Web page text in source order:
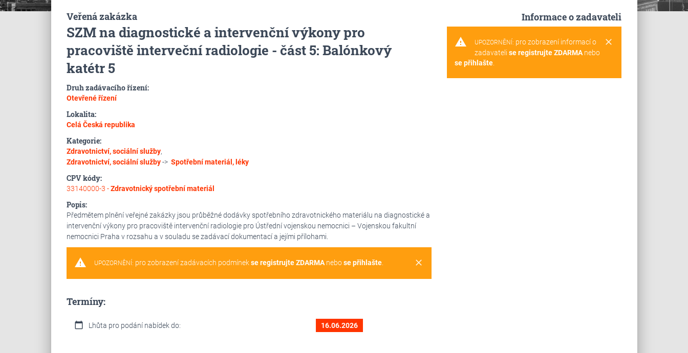
Veřená zakázka
SZM na diagnostické a intervenční výkony pro
pracoviště interveční radiologie - část 5: Balónkový
katétr 5
Druh zadávacího řízení:
Otevřené řízení
Lokalita:
Celá Česká republika
Kategorie:
Zdravotnictví, sociální služby,
Zdravotnictví, sociální služby-> Spotřební materiál, léky
CPV kódy:
33140000-3 -Zdravotnický spotřební materiál
Popis:
Předmětem plnění veřejné zakázky jsou průběžné dodávky spotřebního zdravotnického materiálu na diagnostické a
intervenční výkony pro pracoviště intervenční radiologie pro Ústřední vojenskou nemocnici – Vojenskou fakultní
nemocnici Praha v rozsahu a v souladu se zadávací dokumentací a jejími přílohami.
warning clear
UPOZORNĚNÍ: pro zobrazení zadávacích podmínekse registrujte ZDARMAnebose přihlašte.
Termíny:
calendar_today Lhůta pro podání nabídek do: 16.06.2026
Informace o zadavateli
warning clear
UPOZORNĚNÍ: pro zobrazení informací o
zadavateli se registrujte ZDARMAnebo
se přihlašte.